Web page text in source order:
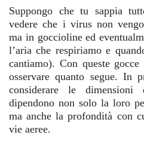
Suppongo che tu sappia
vedere che i virus non
ma in goccioline ed
l’aria che respiriamo e
cantiamo). Con queste
osservare quanto segue. In
considerare le
dipendono non solo la loro
ma anche la profondità con
vie aeree.